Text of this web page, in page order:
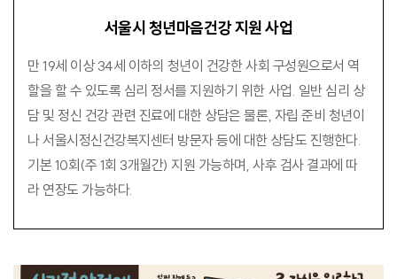
서울시 청년마음건강 지원 사업
만 19세 이상 34세 이하의 청년이 건강한 사회 구성원으로서 역
할을 할 수 있도록 심리 정서를 지원하기 위한 사업. 일반 심리 상
담 및 정신 건강 관련 진료에 대한 상담은 물론, 자립 준비 청년이
나 서울시정신건강복지센터 방문자 등에 대한 상담도 진행한다.
기본 10회(주 1회 3개월간) 지원 가능하며, 사후 검사 결과에 따
라 연장도 가능하다.